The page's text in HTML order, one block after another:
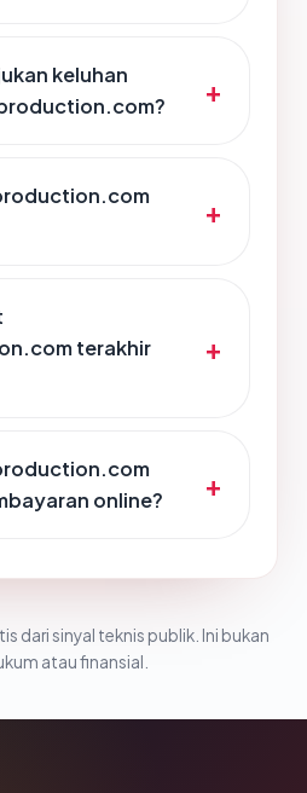
keluhan
terakhir
online?
dari sinyal teknis publik. Ini bukan
atau finansial.